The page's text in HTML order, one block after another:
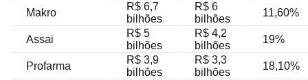
Makro
R$ 6,7
bilhões
R$ 6
bilhões
11,60%
Assai
R$ 5
bilhões
R$ 4,2
bilhões
19%
Profarma
R$ 3,9
bilhões
R$ 3,3
bilhões
18,10%